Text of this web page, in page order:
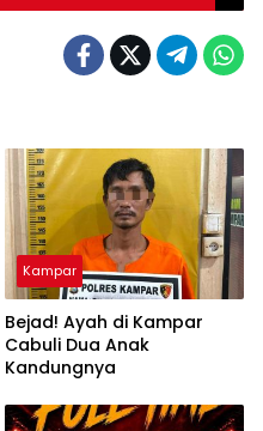
Kampar
Bejad! Ayah di Kampar
Cabuli Dua Anak
Kandungnya